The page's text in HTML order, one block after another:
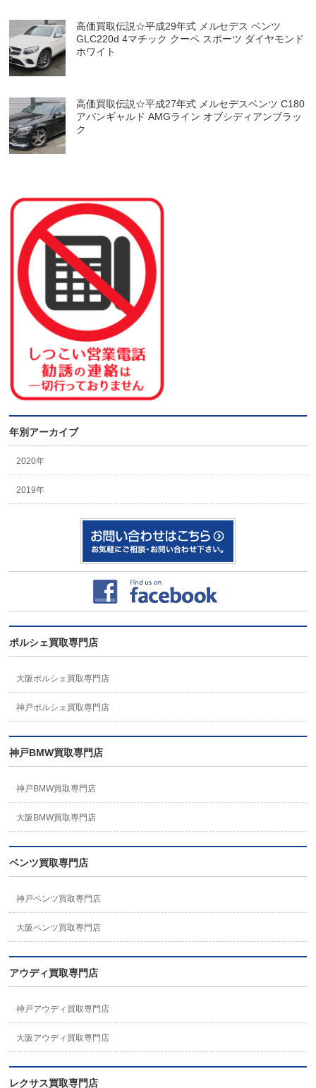
高価買取伝説☆平成29年式 メルセデス ベンツ
GLC220d 4マチック クーペ スポーツ ダイヤモンド
ホワイト
高価買取伝説☆平成27年式 メルセデスベンツ C180
アバンギャルド AMGライン オブシディアンブラッ
ク
年別アーカイブ
2020年
2019年
ポルシェ買取専門店
大阪ポルシェ買取専門店
神戸ポルシェ買取専門店
神戸BMW買取専門店
神戸BMW買取専門店
大阪BMW買取専門店
ベンツ買取専門店
神戸ベンツ買取専門店
大阪ベンツ買取専門店
アウディ買取専門店
神戸アウディ買取専門店
大阪アウディ買取専門店
レクサス買取専門店